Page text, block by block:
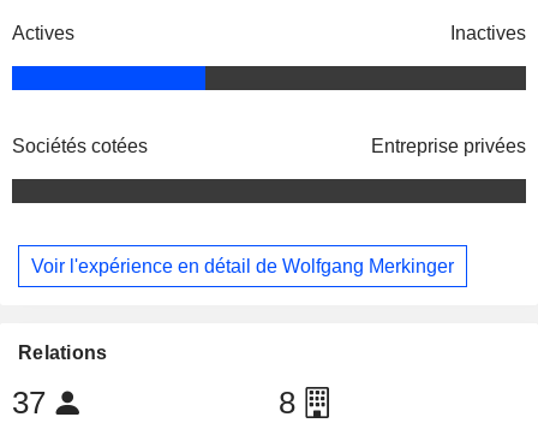
Actives Inactives
Sociétés cotées Entreprise privées
Voir l'expérience en détail de Wolfgang Merkinger
Relations
37 8